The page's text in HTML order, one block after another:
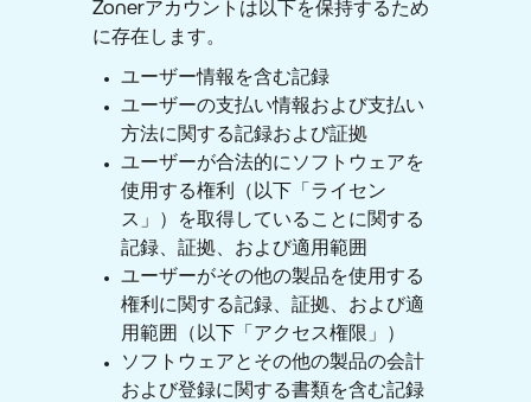
Zonerアカウントは以下を保持するため
に存在します。
ユーザー情報を含む記録
ユーザーの支払い情報および支払い
方法に関する記録および証拠
ユーザーが合法的にソフトウェアを
使用する権利（以下「ライセン
ス」）を取得していることに関する
記録、証拠、および適用範囲
ユーザーがその他の製品を使用する
権利に関する記録、証拠、および適
用範囲（以下「アクセス権限」）
ソフトウェアとその他の製品の会計
および登録に関する書類を含む記録